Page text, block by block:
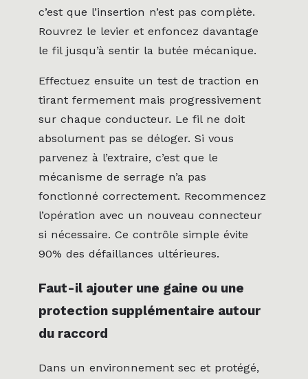
c’est que l’insertion n’est pas complète.
Rouvrez le levier et enfoncez davantage
le fil jusqu’à sentir la butée mécanique.
Effectuez ensuite un test de traction en
tirant fermement mais progressivement
sur chaque conducteur. Le fil ne doit
absolument pas se déloger. Si vous
parvenez à l’extraire, c’est que le
mécanisme de serrage n’a pas
fonctionné correctement. Recommencez
l’opération avec un nouveau connecteur
si nécessaire. Ce contrôle simple évite
90% des défaillances ultérieures.
Faut-il ajouter une gaine ou une
protection supplémentaire autour
du raccord
Dans un environnement sec et protégé,